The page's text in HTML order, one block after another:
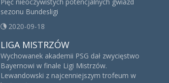
sezonu Bundesligi
2020-09-18
LIGA MISTRZÓW
Wychowanek akademii PSG dał zwycięstwo
Bayernowi w finale Ligi Mistrzów.
Lewandowski z najcenniejszym trofeum w